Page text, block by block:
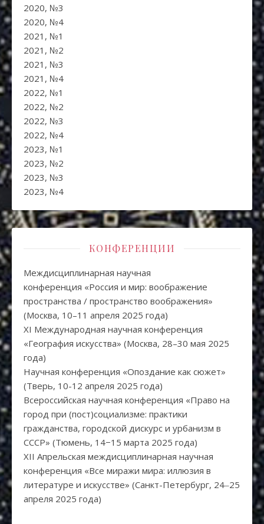
2020, №3
2020, №4
2021, №1
2021, №2
2021, №3
2021, №4
2022, №1
2022, №2
2022, №3
2022, №4
2023, №1
2023, №2
2023, №3
2023, №4
КОНФЕРЕНЦИИ
Междисциплинарная научная
конференция «Россия и мир: воображение
пространства / пространство воображения»
(Москва, 10–11 апреля 2025 года)
XI Международная научная конференция
«География искусства» (Москва, 28–30 мая 2025
года)
Научная конференция «Опоздание как сюжет»
(Тверь, 10-12 апреля 2025 года)
Всероссийская научная конференция «Право на
город при (пост)социализме: практики
гражданства, городской дискурс и урбанизм в
СССР» (Тюмень, 14−15 марта 2025 года)
XII Апрельская междисциплинарная научная
конференция «Все миражи мира: иллюзия в
литературе и искусстве» (Санкт-Петербург, 24‒25
апреля 2025 года)